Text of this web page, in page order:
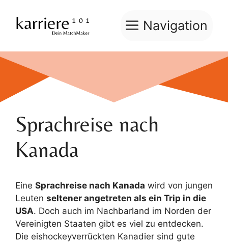
Inhalt
springen
Navigation
Sprachreise nach
Kanada
Eine Sprachreise nach Kanada wird von jungen
Leuten seltener angetreten als ein Trip in die
USA. Doch auch im Nachbarland im Norden der
Vereinigten Staaten gibt es viel zu entdecken.
Die eishockeyverrückten Kanadier sind gute